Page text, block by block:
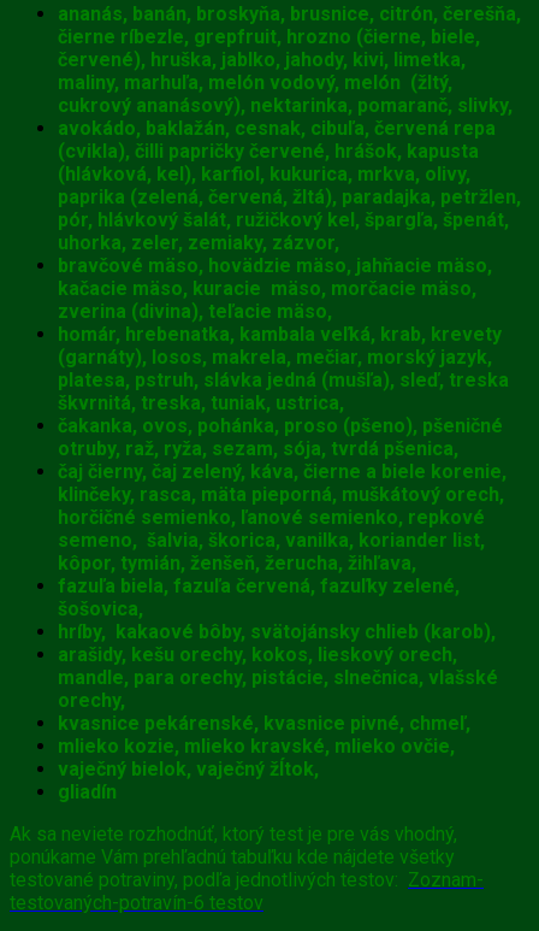
ananás, banán, broskyňa, brusnice, citrón, čerešňa,
čierne ríbezle, grepfruit, hrozno (čierne, biele,
červené), hruška, jablko, jahody, kivi, limetka,
maliny, marhuľa, melón vodový, melón (žltý,
cukrový ananásový), nektarinka, pomaranč, slivky,
avokádo, baklažán, cesnak, cibuľa, červená repa
(cvikla), čilli papričky červené, hrášok, kapusta
(hlávková, kel), karfiol, kukurica, mrkva, olivy,
paprika (zelená, červená, žltá), paradajka, petržlen,
pór, hlávkový šalát, ružičkový kel, špargľa, špenát,
uhorka, zeler, zemiaky, zázvor,
bravčové mäso, hovädzie mäso, jahňacie mäso,
kačacie mäso, kuracie mäso, morčacie mäso,
zverina (divina), teľacie mäso,
homár, hrebenatka, kambala veľká, krab, krevety
(garnáty), losos, makrela, mečiar, morský jazyk,
platesa, pstruh, slávka jedná (mušľa), sleď, treska
škvrnitá, treska, tuniak, ustrica,
čakanka, ovos, pohánka, proso (pšeno), pšeničné
otruby, raž, ryža, sezam, sója, tvrdá pšenica,
čaj čierny, čaj zelený, káva, čierne a biele korenie,
klinčeky, rasca, mäta pieporná, muškátový orech,
horčičné semienko, ľanové semienko, repkové
semeno, šalvia, škorica, vanilka, koriander list,
kôpor, tymián, ženšeň, žerucha, žihľava,
fazuľa biela, fazuľa červená, fazuľky zelené,
šošovica,
hríby, kakaové bôby, svätojánsky chlieb (karob),
arašidy, kešu orechy, kokos, lieskový orech,
mandle, para orechy, pistácie, slnečnica, vlašské
orechy,
kvasnice pekárenské, kvasnice pivné, chmeľ,
mlieko kozie, mlieko kravské, mlieko ovčie,
vaječný bielok, vaječný žĺtok,
gliadín
Ak sa neviete rozhodnúť, ktorý test je pre vás vhodný,
ponúkame Vám prehľadnú tabuľku kde nájdete všetky
testované potraviny, podľa jednotlivých testov: Zoznam-
testovaných-potravín-6 testov